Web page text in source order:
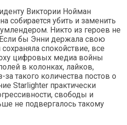
Виктории Нойман
собирается убить и заменить
Никто из героев не
Если бы Энни держала свою
спокойствие, все
цифровых медиа войны
в колонках, лайков,
такого количества постов о
Starlighter практически
свободы и
не подвергалось такому